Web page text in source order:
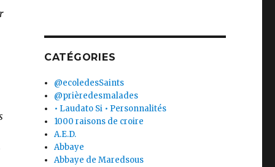
CATÉGORIES
@ecoledesSaints
@prièredesmalades
• Laudato Si • Personnalités
1000 raisons de croire
A.E.D.
Abbaye
Abbaye de Maredsous